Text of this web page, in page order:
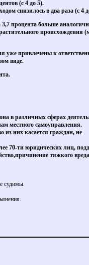
(с 4 до 5).
снизилось в два раза (с 4
процента больше
происхождения
уже привлечены к
виде.
в различных сферах
местного самоуправления.
из них касается граждан, не
70-ти юридических лиц,
тяжкого
судимы.